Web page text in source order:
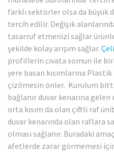
farklı sektörler olsa da büyük
tercih edilir. Değişik
tasarruf etmenizi sağlar
şekilde kolay arışım sağlar.
profillerin cıvata somun ile
yere basan kısımlarına
çizilmesin önler. Kurulum
bağlanır duvar kenarına
orta kısım da olan çiftli raf
duvar kenarında olan raflara
olması sağlanır. Buradaki
afetlerde zarar görmemesi için